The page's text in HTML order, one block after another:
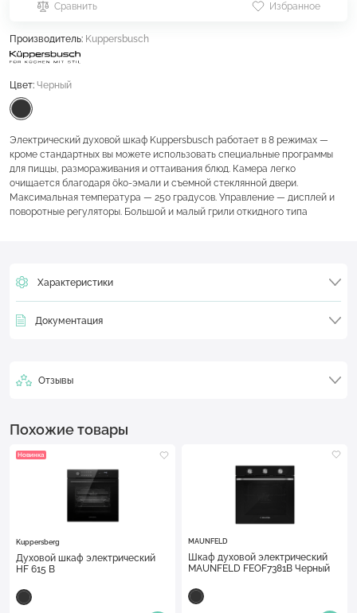
Сравнить Избранное
Производитель: Kuppersbusch
Цвет: Черный
Электрический духовой шкаф Kuppersbusch работает в 8 режимах —
кроме стандартных вы можете использовать специальные программы
для пиццы, размораживания и оттаивания блюд. Камера легко
очищается благодаря öko-эмали и съемной стеклянной двери.
Максимальная температура — 250 градусов. Управление — дисплей и
поворотные регуляторы. Большой и малый грили откидного типа
Характеристики
Документация
Отзывы
Похожие товары
Новинка
Kuppersberg
Духовой шкаф электрический
HF 615 B
MAUNFELD
Шкаф духовой электрический
MAUNFELD FEOF7381B Черный